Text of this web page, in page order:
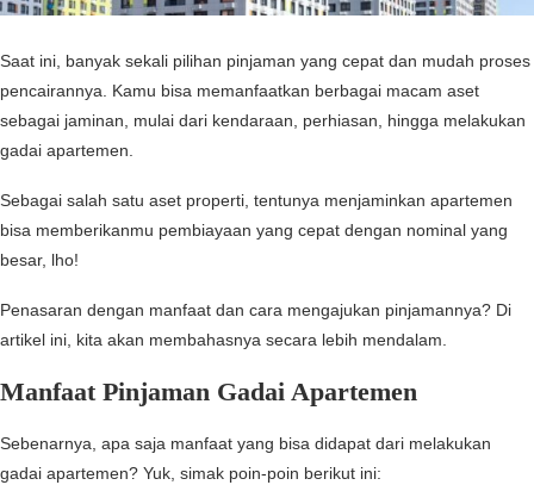
Saat ini, banyak sekali pilihan pinjaman yang cepat dan mudah proses
pencairannya. Kamu bisa memanfaatkan berbagai macam aset
sebagai jaminan, mulai dari kendaraan, perhiasan, hingga melakukan
gadai apartemen.
Sebagai salah satu aset properti, tentunya menjaminkan apartemen
bisa memberikanmu pembiayaan yang cepat dengan nominal yang
besar, lho!
Penasaran dengan manfaat dan cara mengajukan pinjamannya? Di
artikel ini, kita akan membahasnya secara lebih mendalam.
Manfaat Pinjaman Gadai Apartemen
Sebenarnya, apa saja manfaat yang bisa didapat dari melakukan
gadai apartemen? Yuk, simak poin-poin berikut ini: